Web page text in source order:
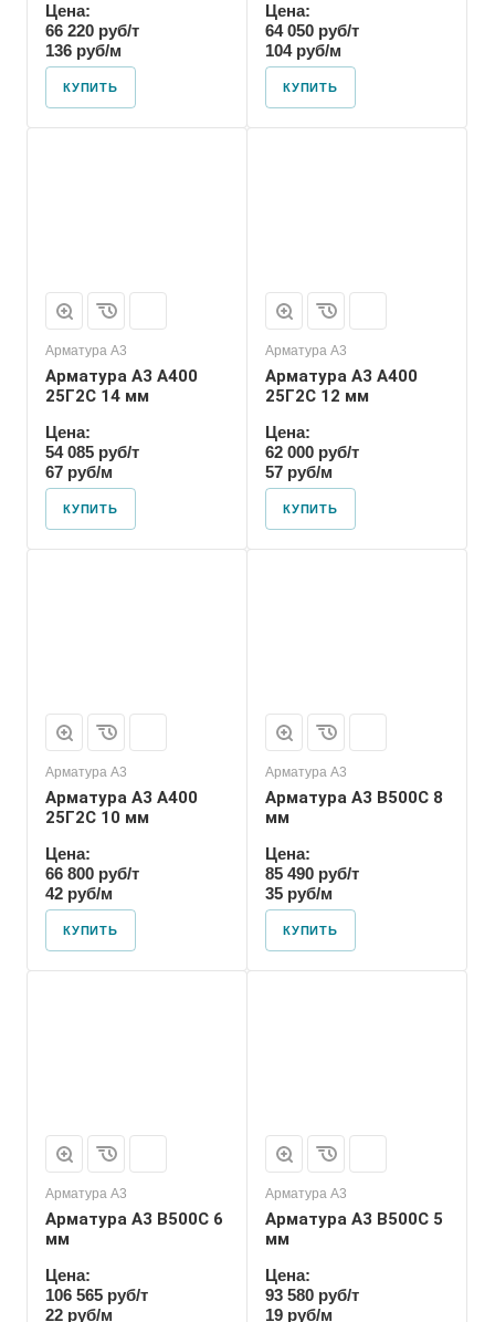
Цена:
66 220 руб/т
136 руб/м
КУПИТЬ
Цена:
64 050 руб/т
104 руб/м
КУПИТЬ
Арматура А3
Арматура А3 А400
25Г2С 14 мм
Цена:
54 085 руб/т
67 руб/м
КУПИТЬ
Арматура А3
Арматура А3 А400
25Г2С 12 мм
Цена:
62 000 руб/т
57 руб/м
КУПИТЬ
Арматура А3
Арматура А3 А400
25Г2С 10 мм
Цена:
66 800 руб/т
42 руб/м
КУПИТЬ
Арматура А3
Арматура А3 В500С 8
мм
Цена:
85 490 руб/т
35 руб/м
КУПИТЬ
Арматура А3
Арматура А3 В500С 6
мм
Цена:
106 565 руб/т
22 руб/м
Арматура А3
Арматура А3 В500С 5
мм
Цена:
93 580 руб/т
19 руб/м